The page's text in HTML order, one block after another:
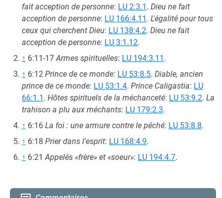
fait acception de personne: LU 2:3.1 . Dieu ne fait
acception de personne: LU 166:4.11 . L'égalité pour tous
ceux qui cherchent Dieu: LU 138:4.2. Dieu ne fait
acception de personne: LU 3:1.12.
↑ 6:11-17Armes spirituelles: LU 194:3.11 .
↑ 6:12 Prince de ce monde: LU 53:8.5. Diable, ancien
prince de ce monde: LU 53:1.4. Prince Caligastia: LU
66:1.1 . Hôtes spirituels de la méchanceté: LU 53:9.2. La
trahison a plu aux méchants: LU 179:2.3.
↑ 6:16 La foi : une armure contre le péché: LU 53:8.8.
↑ 6:18 Prier dans l'esprit: LU 168:4.9.
↑ 6:21Appelés «frère» et «soeur»: LU 194:4.7.